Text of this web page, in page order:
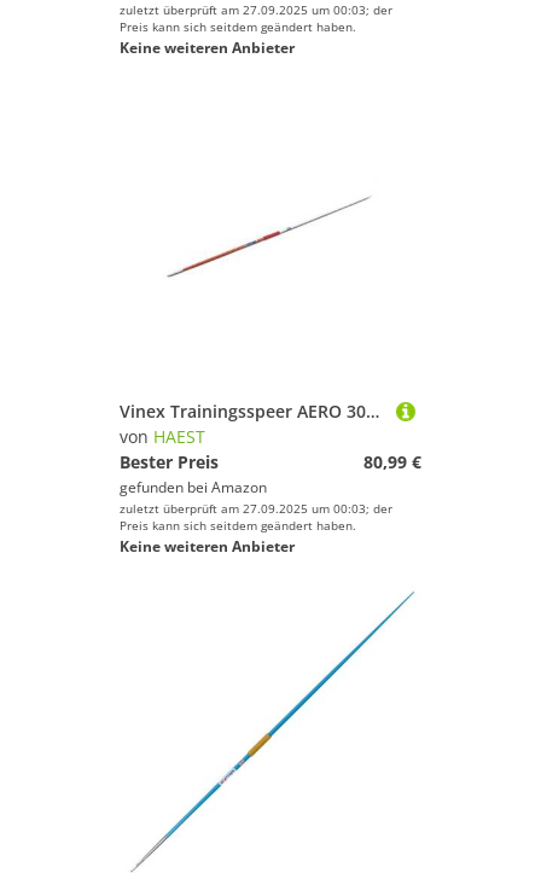
zuletzt überprüft am 27.09.2025 um 00:03; der
Preis kann sich seitdem geändert haben.
Keine weiteren Anbieter
Vinex Trainingsspeer AERO 300 Gramm Speerwurf
von HAEST
Bester Preis
80,99 €
gefunden bei Amazon
zuletzt überprüft am 27.09.2025 um 00:03; der
Preis kann sich seitdem geändert haben.
Keine weiteren Anbieter